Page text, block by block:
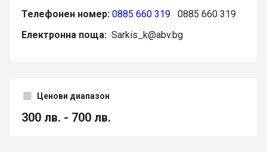
Телефонен номер: 0885 660 319 0885 660 319
Електронна поща: Sarkis_k@abv.bg
Ценови диапазон
300 лв. - 700 лв.